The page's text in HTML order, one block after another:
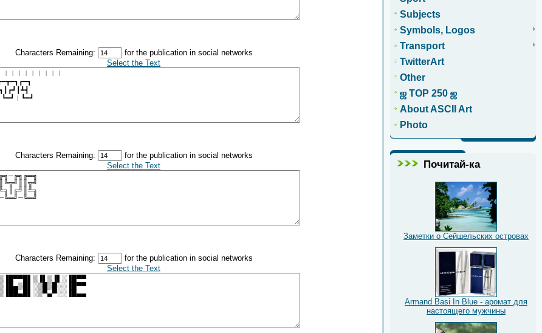
Characters Remaining:
for the publication in social networks
Select the Text
Characters Remaining:
for the publication in social networks
Select the Text
Characters Remaining:
for the publication in social networks
Select the Text
Subjects
Symbols, Logos
Transport
TwitterArt
Other
ஜ TOP 250 ஜ
About ASCII Art
Photo
Почитай-ка
Заметки о Сейшельских островах
Armand Basi In Blue - аромат для
настоящего мужчины